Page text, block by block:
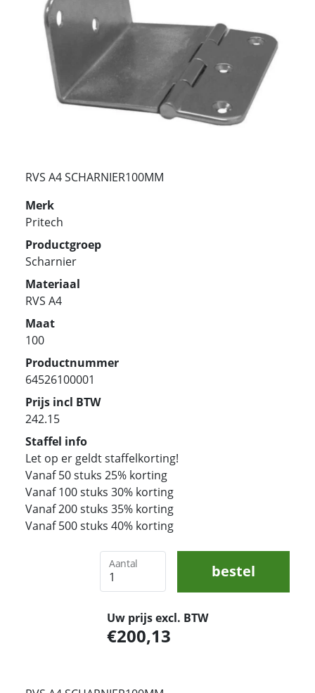
RVS A4 SCHARNIER100MM
Merk
Pritech
Productgroep
Scharnier
Materiaal
RVS A4
Maat
100
Productnummer
64526100001
Prijs incl BTW
242.15
Staffel info
Let op er geldt staffelkorting!
Vanaf 50 stuks 25% korting
Vanaf 100 stuks 30% korting
Vanaf 200 stuks 35% korting
Vanaf 500 stuks 40% korting
Aantal bestel
Uw prijs excl. BTW
200,13